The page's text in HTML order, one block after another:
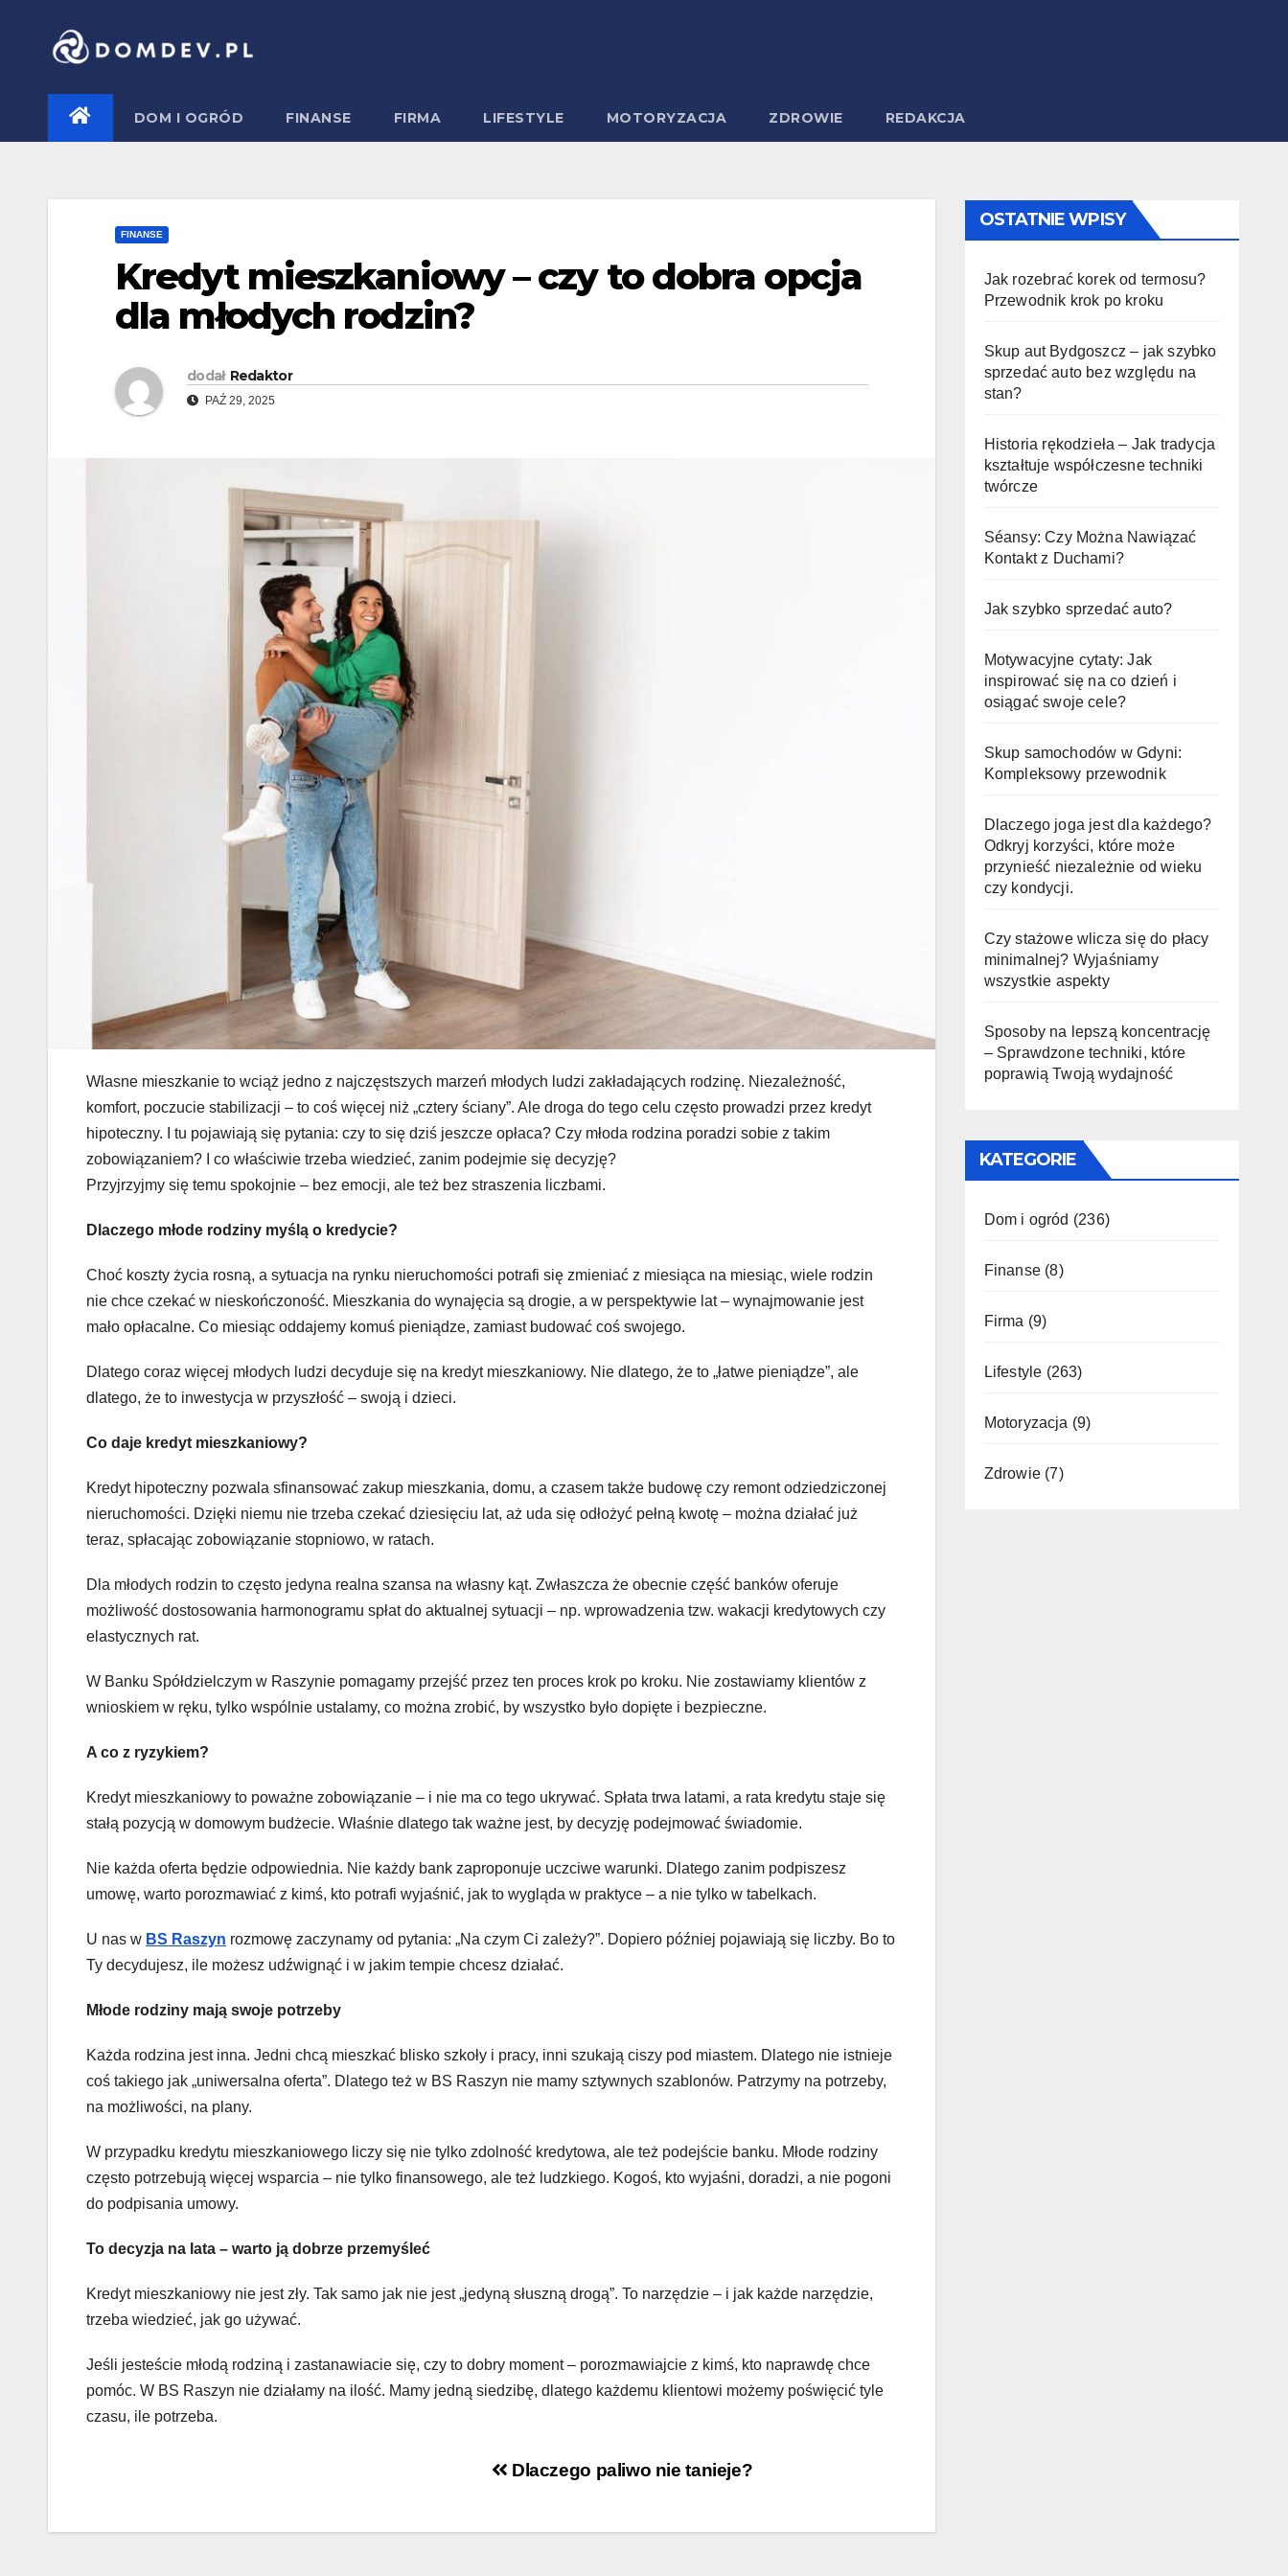
DOM I OGRÓD FINANSE FIRMA LIFESTYLE MOTORYZACJA ZDROWIE REDAKCJA
FINANSE
Kredyt mieszkaniowy – czy to dobra opcja
dla młodych rodzin?
dodał Redaktor
PAŹ 29, 2025
Własne mieszkanie to wciąż jedno z najczęstszych marzeń młodych ludzi zakładających rodzinę. Niezależność,
komfort, poczucie stabilizacji – to coś więcej niż „cztery ściany”. Ale droga do tego celu często prowadzi przez kredyt
hipoteczny. I tu pojawiają się pytania: czy to się dziś jeszcze opłaca? Czy młoda rodzina poradzi sobie z takim
zobowiązaniem? I co właściwie trzeba wiedzieć, zanim podejmie się decyzję?
Przyjrzyjmy się temu spokojnie – bez emocji, ale też bez straszenia liczbami.
Dlaczego młode rodziny myślą o kredycie?
Choć koszty życia rosną, a sytuacja na rynku nieruchomości potrafi się zmieniać z miesiąca na miesiąc, wiele rodzin
nie chce czekać w nieskończoność. Mieszkania do wynajęcia są drogie, a w perspektywie lat – wynajmowanie jest
mało opłacalne. Co miesiąc oddajemy komuś pieniądze, zamiast budować coś swojego.
Dlatego coraz więcej młodych ludzi decyduje się na kredyt mieszkaniowy. Nie dlatego, że to „łatwe pieniądze”, ale
dlatego, że to inwestycja w przyszłość – swoją i dzieci.
Co daje kredyt mieszkaniowy?
Kredyt hipoteczny pozwala sfinansować zakup mieszkania, domu, a czasem także budowę czy remont odziedziczonej
nieruchomości. Dzięki niemu nie trzeba czekać dziesięciu lat, aż uda się odłożyć pełną kwotę – można działać już
teraz, spłacając zobowiązanie stopniowo, w ratach.
Dla młodych rodzin to często jedyna realna szansa na własny kąt. Zwłaszcza że obecnie część banków oferuje
możliwość dostosowania harmonogramu spłat do aktualnej sytuacji – np. wprowadzenia tzw. wakacji kredytowych czy
elastycznych rat.
W Banku Spółdzielczym w Raszynie pomagamy przejść przez ten proces krok po kroku. Nie zostawiamy klientów z
wnioskiem w ręku, tylko wspólnie ustalamy, co można zrobić, by wszystko było dopięte i bezpieczne.
A co z ryzykiem?
Kredyt mieszkaniowy to poważne zobowiązanie – i nie ma co tego ukrywać. Spłata trwa latami, a rata kredytu staje się
stałą pozycją w domowym budżecie. Właśnie dlatego tak ważne jest, by decyzję podejmować świadomie.
Nie każda oferta będzie odpowiednia. Nie każdy bank zaproponuje uczciwe warunki. Dlatego zanim podpiszesz
umowę, warto porozmawiać z kimś, kto potrafi wyjaśnić, jak to wygląda w praktyce – a nie tylko w tabelkach.
U nas w BS Raszyn rozmowę zaczynamy od pytania: „Na czym Ci zależy?”. Dopiero później pojawiają się liczby. Bo to
Ty decydujesz, ile możesz udźwignąć i w jakim tempie chcesz działać.
Młode rodziny mają swoje potrzeby
Każda rodzina jest inna. Jedni chcą mieszkać blisko szkoły i pracy, inni szukają ciszy pod miastem. Dlatego nie istnieje
coś takiego jak „uniwersalna oferta”. Dlatego też w BS Raszyn nie mamy sztywnych szablonów. Patrzymy na potrzeby,
na możliwości, na plany.
W przypadku kredytu mieszkaniowego liczy się nie tylko zdolność kredytowa, ale też podejście banku. Młode rodziny
często potrzebują więcej wsparcia – nie tylko finansowego, ale też ludzkiego. Kogoś, kto wyjaśni, doradzi, a nie pogoni
do podpisania umowy.
To decyzja na lata – warto ją dobrze przemyśleć
Kredyt mieszkaniowy nie jest zły. Tak samo jak nie jest „jedyną słuszną drogą”. To narzędzie – i jak każde narzędzie,
trzeba wiedzieć, jak go używać.
Jeśli jesteście młodą rodziną i zastanawiacie się, czy to dobry moment – porozmawiajcie z kimś, kto naprawdę chce
pomóc. W BS Raszyn nie działamy na ilość. Mamy jedną siedzibę, dlatego każdemu klientowi możemy poświęcić tyle
czasu, ile potrzeba.
Dlaczego paliwo nie tanieje?
OSTATNIE WPISY
Jak rozebrać korek od termosu?
Przewodnik krok po kroku
Skup aut Bydgoszcz – jak szybko
sprzedać auto bez względu na
stan?
Historia rękodzieła – Jak tradycja
kształtuje współczesne techniki
twórcze
Séansy: Czy Można Nawiązać
Kontakt z Duchami?
Jak szybko sprzedać auto?
Motywacyjne cytaty: Jak
inspirować się na co dzień i
osiągać swoje cele?
Skup samochodów w Gdyni:
Kompleksowy przewodnik
Dlaczego joga jest dla każdego?
Odkryj korzyści, które może
przynieść niezależnie od wieku
czy kondycji.
Czy stażowe wlicza się do płacy
minimalnej? Wyjaśniamy
wszystkie aspekty
Sposoby na lepszą koncentrację
– Sprawdzone techniki, które
poprawią Twoją wydajność
KATEGORIE
Dom i ogród (236)
Finanse(8)
Firma (9)
Lifestyle (263)
Motoryzacja (9)
Zdrowie(7)